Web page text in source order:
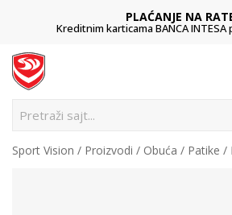
PLAĆANJE NA
Kreditnim karticama BANCA
Pretraži sajt...
Sport Vision Proizvodi Obuća Patike